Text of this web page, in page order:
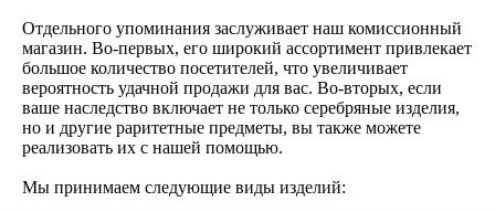
Выкупаем изделия за наличный
расчет в день обращения.
Свяжитесь с нами для бесплатной
оценки.
СЕРЕБРО
Отдельного упоминания заслуживает наш комиссионный
магазин. Во-первых, его широкий ассортимент привлекает
большое количество посетителей, что увеличивает
вероятность удачной продажи для вас. Во-вторых, если
ваше наследство включает не только серебряные изделия,
но и другие раритетные предметы, вы также можете
реализовать их с нашей помощью.
Мы принимаем следующие виды изделий: